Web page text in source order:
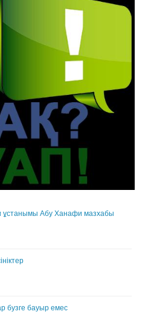
ұстанымы Абу Ханафи мазхабы
бузге бауыр емес